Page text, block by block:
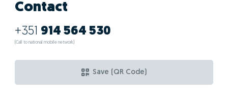
Contact
+351 914 564 530
(Call to national mobile network)
Save (QR Code)